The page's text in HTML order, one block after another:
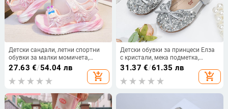
Детски сандали, летни спортни
обувки за малки момичета,
дишащи, плажни, модни,
принцесен стил 2026, нови, мека
подметка
27.63 €/54.04 лв
add_shopping_cart
Детски обувки за принцеси Елза
с кристали, мека подметка,
велкро, стил принцеса, за малки
момичета, 2026 г.
31.37 €/61.35 лв
add_shopping_cart